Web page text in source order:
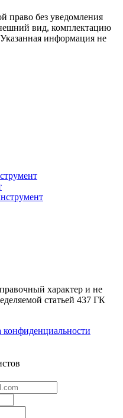
право без уведомления
вид, комплектацию
информация не
характер и не
статьей 437 ГК